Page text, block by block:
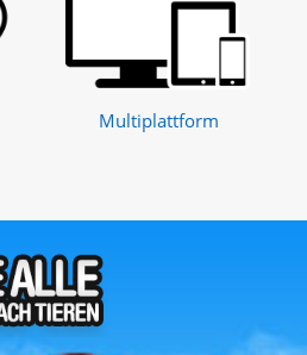
Multiplattform